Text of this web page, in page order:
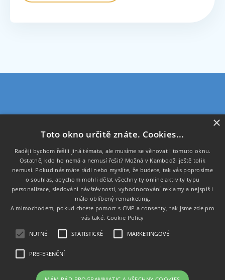
Programmatic s.r.o.
108 00 Praha
IČ: 02016371
DIČ: CZ02016371
Důležité podstránky:
Úvod
Ochrana osobních údajů
O nás
×
Toto okno určitě znáte. Cookies...
Raději bychom řešili jiná témata, ale musíme se věnovat i tomuto oknu.
Ostatně, kdo ho nemá a nemusí řešit? Možná v Kambodži ještě tolik
nemusí. Pokud nás máte rádi nebo myslíte, že budete, tak vás poprosíme
o souhlas, abychom mohli dělat všechny ty online aktivity typu
personalizace, sledování návštěvnosti, vyhodnocování reklamy a nejspíš i
málo oblíbený remarketing.
A mimochodem, pokud chcete pomoct s CMP a consenty, tak jsme zde pro
vás také. Cookie Policy
NUTNÉ STATISTICKÉ MARKETINGOVÉ
PREFERENČNÍ